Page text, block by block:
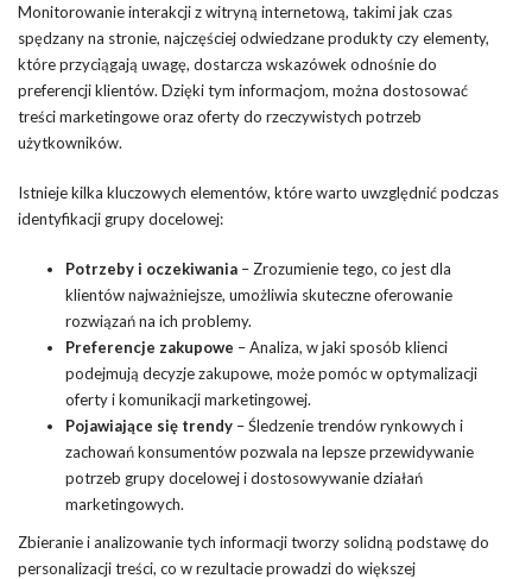
Monitorowanie interakcji z witryną internetową, takimi jak czas
spędzany na stronie, najczęściej odwiedzane produkty czy elementy,
które przyciągają uwagę, dostarcza wskazówek odnośnie do
preferencji klientów. Dzięki tym informacjom, można dostosować
treści marketingowe oraz oferty do rzeczywistych potrzeb
użytkowników.
Istnieje kilka kluczowych elementów, które warto uwzględnić podczas
identyfikacji grupy docelowej:
Potrzeby i oczekiwania – Zrozumienie tego, co jest dla
klientów najważniejsze, umożliwia skuteczne oferowanie
rozwiązań na ich problemy.
Preferencje zakupowe – Analiza, w jaki sposób klienci
podejmują decyzje zakupowe, może pomóc w optymalizacji
oferty i komunikacji marketingowej.
Pojawiające się trendy – Śledzenie trendów rynkowych i
zachowań konsumentów pozwala na lepsze przewidywanie
potrzeb grupy docelowej i dostosowywanie działań
marketingowych.
Zbieranie i analizowanie tych informacji tworzy solidną podstawę do
personalizacji treści, co w rezultacie prowadzi do większej